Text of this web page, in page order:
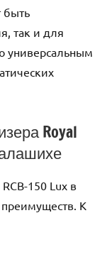
быть
так и для
универсальным
Royal
150 Lux в
К